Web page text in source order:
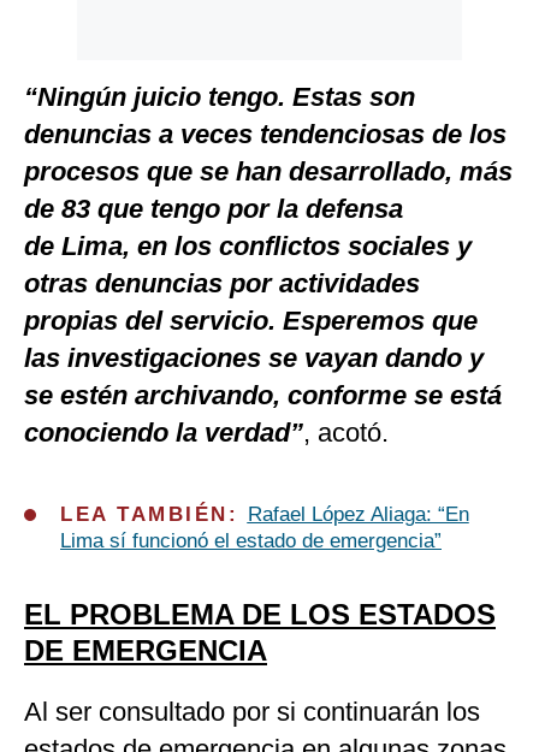
“Ningún juicio tengo. Estas son
denuncias a veces tendenciosas de los
procesos que se han desarrollado, más
de 83 que tengo por la defensa
de Lima, en los conflictos sociales y
otras denuncias por actividades
propias del servicio. Esperemos que
las investigaciones se vayan dando y
se estén archivando, conforme se está
conociendo la verdad”, acotó.
LEA TAMBIÉN:
Rafael López Aliaga: “En
Lima sí funcionó el estado de emergencia”
EL PROBLEMA DE LOS ESTADOS
DE EMERGENCIA
Al ser consultado por si continuarán los